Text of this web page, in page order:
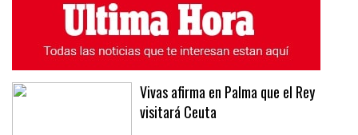
ÚLTIMAS NOTICIAS MÁS LEÍDAS
Vivas afirma en Palma que el Rey